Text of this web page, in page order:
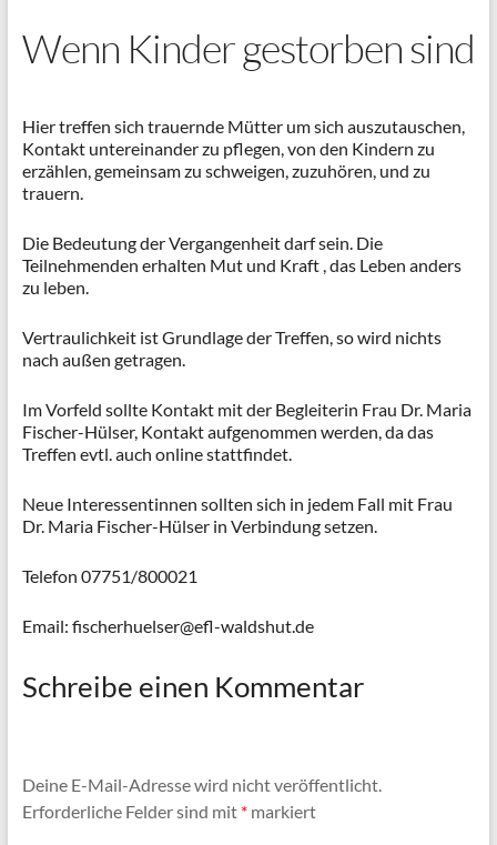
Wenn Kinder gestorben sind
Hier treffen sich trauernde Mütter um sich auszutauschen,
Kontakt untereinander zu pflegen, von den Kindern zu
erzählen, gemeinsam zu schweigen, zuzuhören, und zu
trauern.
Die Bedeutung der Vergangenheit darf sein. Die
Teilnehmenden erhalten Mut und Kraft , das Leben anders
zu leben.
Vertraulichkeit ist Grundlage der Treffen, so wird nichts
nach außen getragen.
Im Vorfeld sollte Kontakt mit der Begleiterin Frau Dr. Maria
Fischer-Hülser, Kontakt aufgenommen werden, da das
Treffen evtl. auch online stattfindet.
Neue Interessentinnen sollten sich in jedem Fall mit Frau
Dr. Maria Fischer-Hülser in Verbindung setzen.
Telefon 07751/800021
Email: fischerhuelser@efl-waldshut.de
Schreibe einen Kommentar
Deine E-Mail-Adresse wird nicht veröffentlicht.
Erforderliche Felder sind mit *markiert